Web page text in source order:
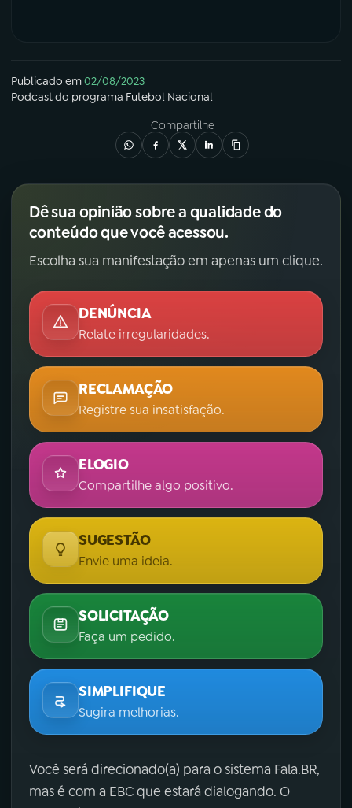
Publicado em02/08/2023
Podcastdo programa Futebol Nacional
Compartilhe
Dê sua opinião sobre a qualidade do
conteúdo que você acessou.
Escolha sua manifestação em apenas um clique.
DENÚNCIA
Relate irregularidades.
RECLAMAÇÃO
Registre sua insatisfação.
ELOGIO
Compartilhe algo positivo.
SUGESTÃO
Envie uma ideia.
SOLICITAÇÃO
Faça um pedido.
SIMPLIFIQUE
Sugira melhorias.
Você será direcionado(a) para o sistema Fala.BR,
mas é com a EBC que estará dialogando. O